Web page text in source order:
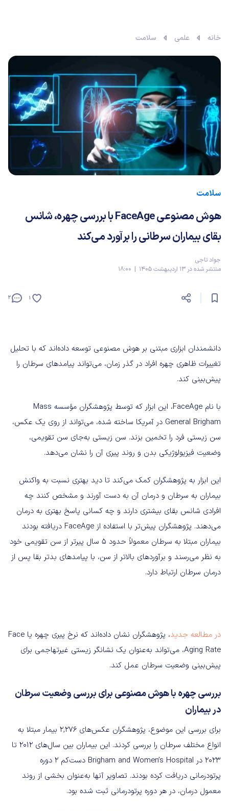
خانه علمی سلامت
سلامت
هوش مصنوعی FaceAge با بررسی چهره، شانس
بقای بیماران سرطانی را برآورد می‌کند
جواد تاجی
منتشر شده در 13 اردیبهشت 1405 | 18:00
2 1
دانشمندان ابزاری مبتنی بر هوش مصنوعی توسعه داده‌اند که با تحلیل
تغییرات ظاهری چهره افراد در گذر زمان، می‌تواند پیامدهای سرطان را
پیش‌بینی کند.
با نام FaceAge، این ابزار که توسط پژوهشگران مؤسسه Mass
General Brigham در آمریکا ساخته شده، می‌تواند از روی یک عکس،
سن زیستی فرد را تخمین بزند. سن زیستی به‌جای سن تقویمی،
وضعیت فیزیولوژیکی بدن و روند پیری آن را نشان می‌دهد.
این ابزار به پژوهشگران کمک می‌کند تا دید بهتری نسبت به واکنش
بیماران به سرطان و درمان آن به دست آورند و مشخص کنند چه
افرادی شانس بقای بیشتری دارند و چه کسانی پاسخ بهتری به درمان
می‌دهند. پژوهشگران پیش‌تر با استفاده از FaceAge دریافته بودند
بیماران مبتلا به سرطان معمولاً حدود ۵ سال پیرتر از سن تقویمی خود
به نظر می‌رسند و برآوردهای بالاتر از سن، با پیامدهای بدتر بقا پس از
درمان سرطان ارتباط دارد.
در مطالعه جدید
، پژوهشگران نشان داده‌اند که نرخ پیری چهره یا Face
Aging Rate، می‌تواند به‌عنوان یک نشانگر زیستی غیرتهاجمی برای
پیش‌بینی وضعیت سرطان عمل کند.
بررسی چهره با هوش مصنوعی برای بررسی وضعیت سرطان
در بیماران
برای بررسی این موضوع، پژوهشگران عکس‌های ۲,۲۷۶ بیمار مبتلا به
انواع مختلف سرطان را بررسی کردند. این بیماران بین سال‌های ۲۰۱۲ تا
۲۰۲۳ در Brigham and Women’s Hospital دست‌کم ۲ دوره
پرتودرمانی دریافت کرده بودند. تصاویر آنها به‌عنوان بخشی از روند
معمول درمان، در هر دوره پرتودرمانی ثبت شده بود.